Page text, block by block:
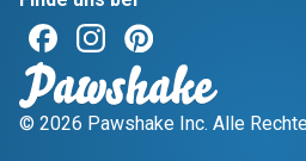
© 2026 Pawshake Inc. Alle